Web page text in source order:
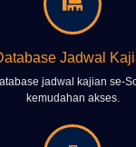
Jadwal
jadwal kajian se-
kemudahan akses.